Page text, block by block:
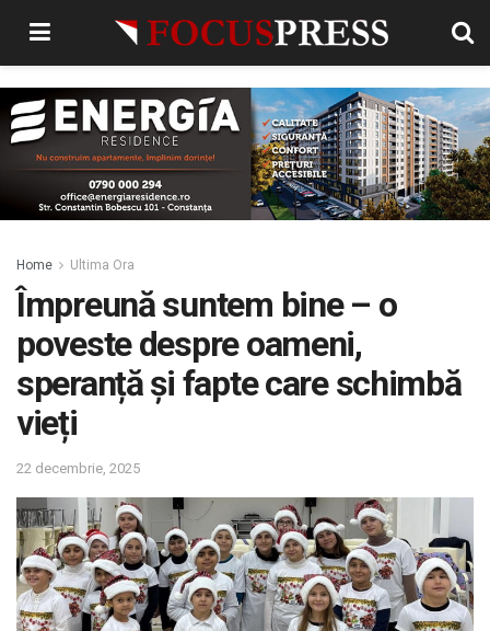
Home Ultima Ora
Împreună suntem bine – o
poveste despre oameni,
speranță și fapte care schimbă
vieți
22 decembrie, 2025